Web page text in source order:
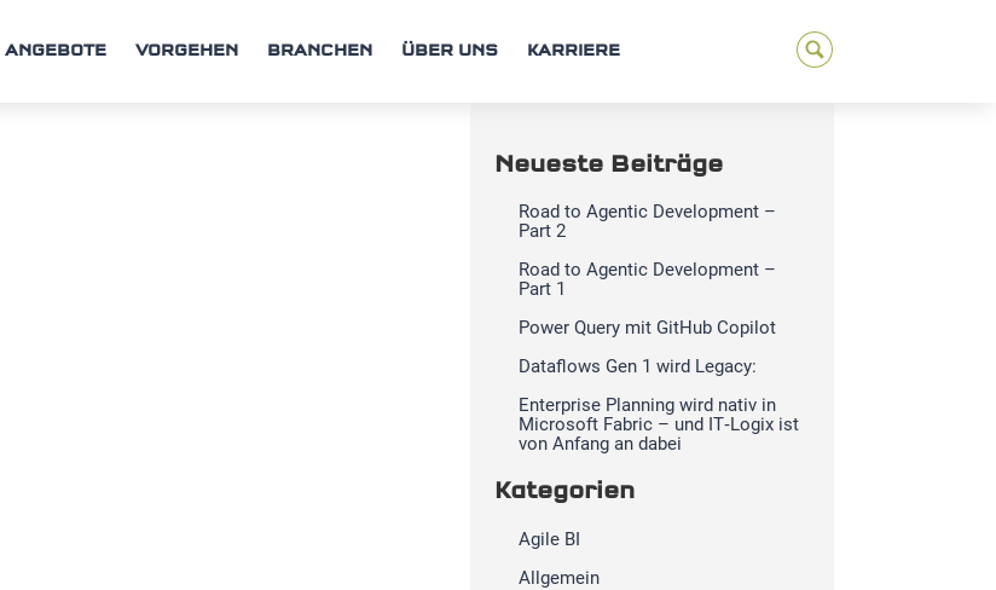
ANGEBOTE VORGEHEN BRANCHEN ÜBER UNS KARRIERE
Neueste Beiträge
Road to Agentic Development –
Part 2
Road to Agentic Development –
Part 1
Power Query mit GitHub Copilot
Dataflows Gen 1 wird Legacy:
Enterprise Planning wird nativ in
Microsoft Fabric – und IT‑Logix ist
von Anfang an dabei
Kategorien
Agile BI
Allgemein